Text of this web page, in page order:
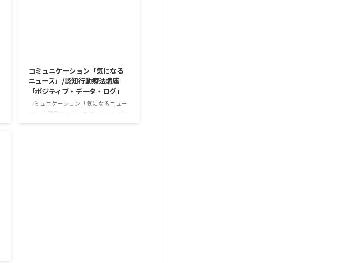
コミュニケーション「気になる
ニュース」/認知行動療法講座
「ポジティブ・データ・ログ」
コミュニケーション「気になるニュー
ス」 火曜日のコミュニケーションプロ